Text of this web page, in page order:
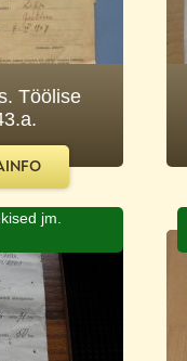
Töölise
jm.